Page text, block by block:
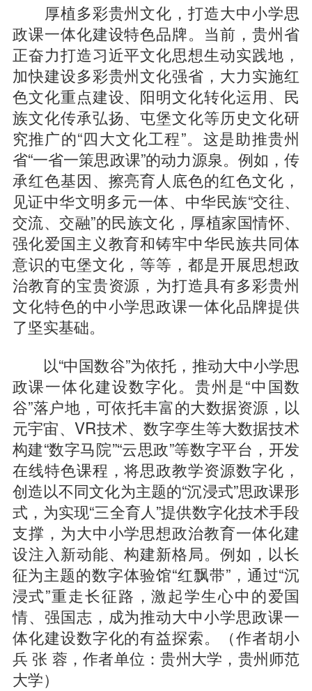
厚植多彩贵州文化，打造大中小学思
政课一体化建设特色品牌。当前，贵州省
正奋力打造习近平文化思想生动实践地，
加快建设多彩贵州文化强省，大力实施红
色文化重点建设、阳明文化转化运用、民
族文化传承弘扬、屯堡文化等历史文化研
究推广的“四大文化工程”。这是助推贵州
省“一省一策思政课”的动力源泉。例如，传
承红色基因、擦亮育人底色的红色文化，
见证中华文明多元一体、中华民族“交往、
交流、交融”的民族文化，厚植家国情怀、
强化爱国主义教育和铸牢中华民族共同体
意识的屯堡文化，等等，都是开展思想政
治教育的宝贵资源，为打造具有多彩贵州
文化特色的中小学思政课一体化品牌提供
了坚实基础。
以“中国数谷”为依托，推动大中小学思
政课一体化建设数字化。贵州是“中国数
谷”落户地，可依托丰富的大数据资源，以
元宇宙、VR技术、数字孪生等大数据技术
构建“数字马院”“云思政”等数字平台，开发
在线特色课程，将思政教学资源数字化，
创造以不同文化为主题的“沉浸式”思政课形
式，为实现“三全育人”提供数字化技术手段
支撑，为大中小学思想政治教育一体化建
设注入新动能、构建新格局。例如，以长
征为主题的数字体验馆“红飘带”，通过“沉
浸式”重走长征路，激起学生心中的爱国
情、强国志，成为推动大中小学思政课一
体化建设数字化的有益探索。（作者胡小
兵 张 蓉，作者单位：贵州大学，贵州师范
大学）